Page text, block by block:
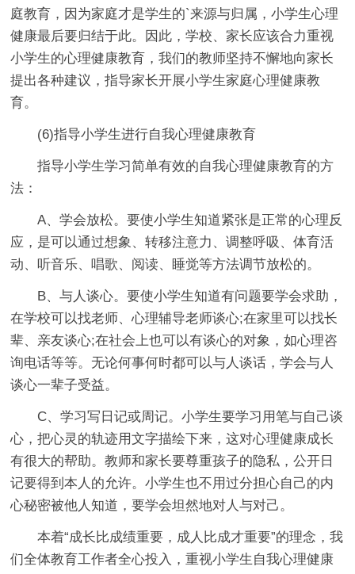
庭教育，因为家庭才是学生的`来源与归属，小学生心理
健康最后要归结于此。因此，学校、家长应该合力重视
小学生的心理健康教育，我们的教师坚持不懈地向家长
提出各种建议，指导家长开展小学生家庭心理健康教
育。
(6)指导小学生进行自我心理健康教育
指导小学生学习简单有效的自我心理健康教育的方
法：
A、学会放松。要使小学生知道紧张是正常的心理反
应，是可以通过想象、转移注意力、调整呼吸、体育活
动、听音乐、唱歌、阅读、睡觉等方法调节放松的。
B、与人谈心。要使小学生知道有问题要学会求助，
在学校可以找老师、心理辅导老师谈心;在家里可以找长
辈、亲友谈心;在社会上也可以有谈心的对象，如心理咨
询电话等等。无论何事何时都可以与人谈话，学会与人
谈心一辈子受益。
C、学习写日记或周记。小学生要学习用笔与自己谈
心，把心灵的轨迹用文字描绘下来，这对心理健康成长
有很大的帮助。教师和家长要尊重孩子的隐私，公开日
记要得到本人的允许。小学生也不用过分担心自己的内
心秘密被他人知道，要学会坦然地对人与对己。
本着“成长比成绩重要，成人比成才重要”的理念，我
们全体教育工作者全心投入，重视小学生自我心理健康